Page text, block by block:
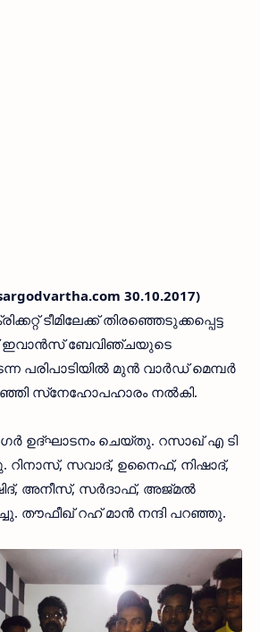
30.10.2017)
ടീമിലേക്ക് തിരഞ്ഞെടുക്കപ്പെട്ട
ബേവിഞ്ചയുടെ
പരിപാടിയില്‍ മുന്‍ വാര്‍ഡ് മെമ്പര്‍
സ്‌നേഹോപഹാരം നല്‍കി.
ഉദ്ഘാടനം ചെയ്തു. റസാഖ് എ ടി
റിനാസ്, സവാദ്, ഉനൈഫ്, നിഷാദ്,
അനീസ്, സര്‍ദാഫ്, അജ്മല്‍
തൗഫീഖ് റഹ് മാന്‍ നന്ദി പറഞ്ഞു.